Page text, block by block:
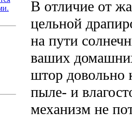
В отличие от
цельной
на пути
ваших
штор довольно
пыле- и
механизм не